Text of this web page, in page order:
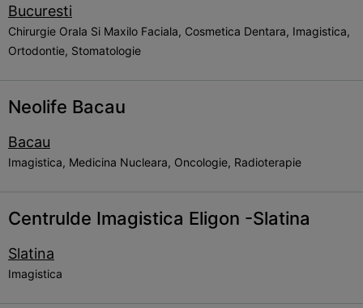
Bucuresti
Chirurgie Orala Si Maxilo Faciala, Cosmetica Dentara, Imagistica,
Ortodontie, Stomatologie
Neolife Bacau
Bacau
Imagistica, Medicina Nucleara, Oncologie, Radioterapie
Centrulde Imagistica Eligon -Slatina
Slatina
Imagistica